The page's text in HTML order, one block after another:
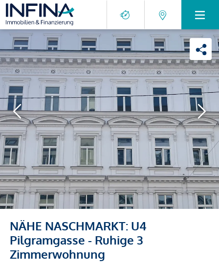
NÄHE NASCHMARKT: U4
Pilgramgasse - Ruhige 3
Zimmerwohnung